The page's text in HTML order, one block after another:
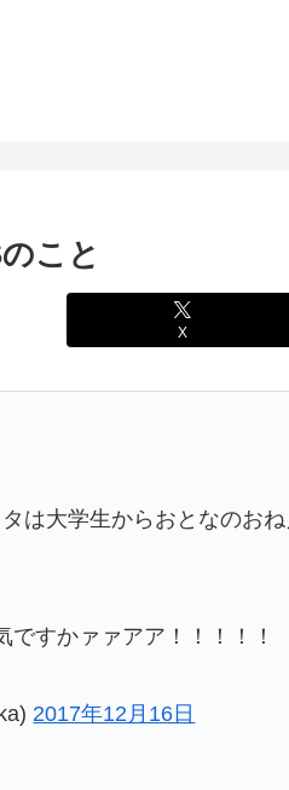
こと
X
は大学生からおとなのお
すかァァアア！！！！！
2017年12月16日